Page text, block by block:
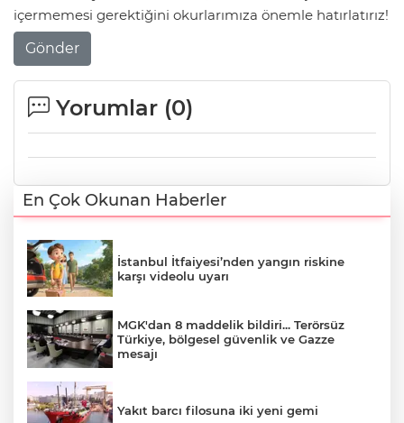
içermemesi gerektiğini okurlarımıza önemle hatırlatırız!
Gönder
Yorumlar (0)
En Çok Okunan Haberler
İstanbul İtfaiyesi’nden yangın riskine
karşı videolu uyarı
MGK'dan 8 maddelik bildiri... Terörsüz
Türkiye, bölgesel güvenlik ve Gazze
mesajı
Yakıt barcı filosuna iki yeni gemi